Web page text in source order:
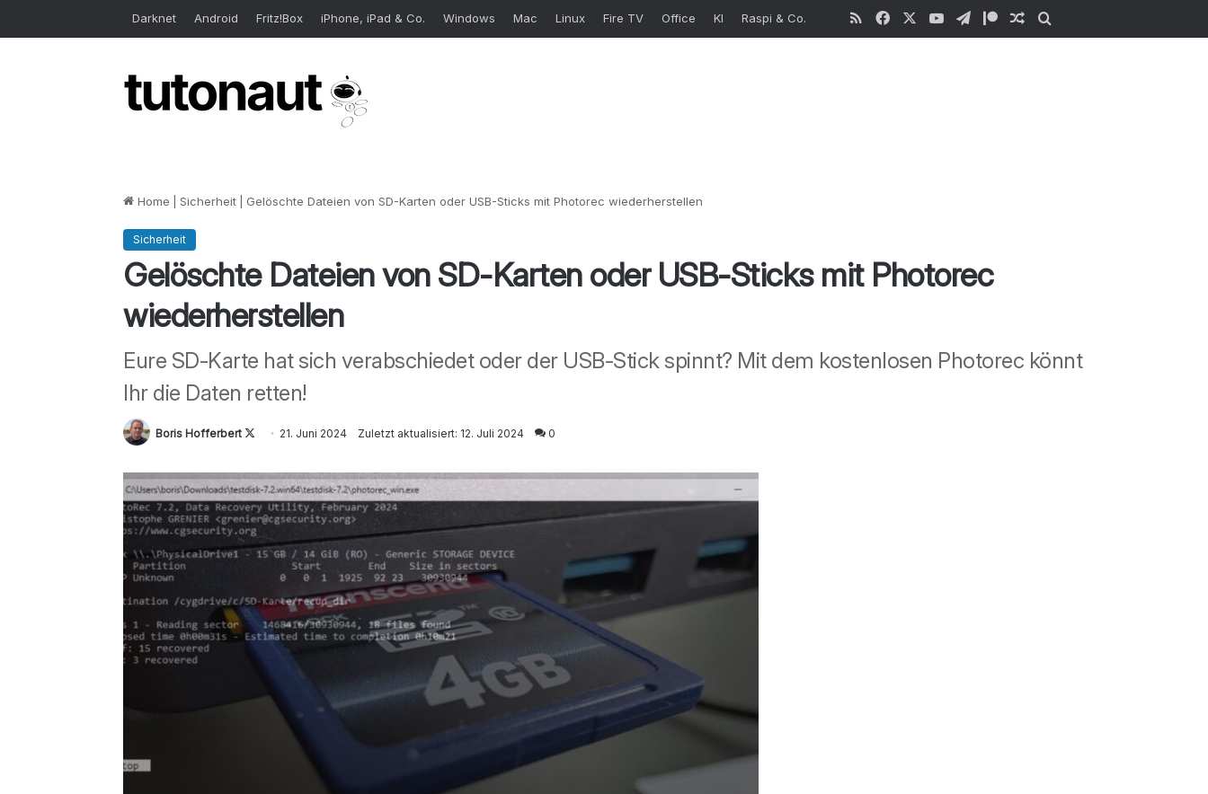
Darknet Android Fritz!Box iPhone, iPad & Co. Windows Mac Linux Fire TV Office KI Raspi & Co. RSSFacebookYouTubeTelegramPatreonZufälliger Beitrag
Home Sicherheit Gelöschte Dateien von SD-Karten oder USB-Sticks mit Photorec wiederherstellen
Sicherheit
Gelöschte Dateien von SD-Karten oder USB-Sticks mit Photorec
wiederherstellen
Eure SD-Karte hat sich verabschiedet oder der USB-Stick spinnt? Mit dem kostenlosen Photorec könnt
Ihr die Daten retten!
Boris Hofferbert
Follow
X
21. Juni 2024 Zuletzt aktualisiert: 12. Juli 2024 0